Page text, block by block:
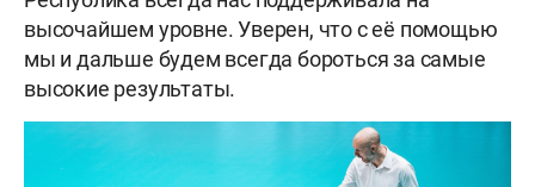
высочайшем уровне. Уверен, что с её помощью
мы и дальше будем всегда бороться за самые
высокие результаты.